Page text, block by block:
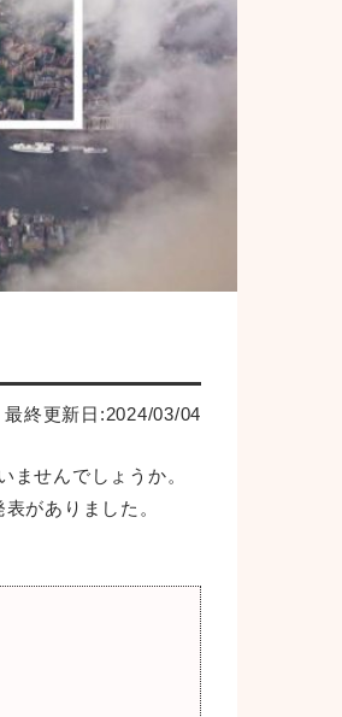
最終更新日:2024/03/04
せんでしょうか。
がありました。